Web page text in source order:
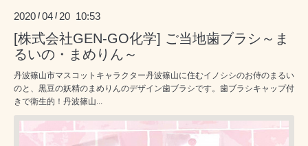
2020 /04 / 20 10:53
[株式会社GEN-GO化学] ご当地歯ブラシ～ま
るいの・まめりん～
丹波篠山市マスコットキャラクター丹波篠山に住むイノシシのお侍のまるい
のと、黒豆の妖精のまめりんのデザイン歯ブラシです。歯ブラシキャップ付
きで衛生的！丹波篠山...